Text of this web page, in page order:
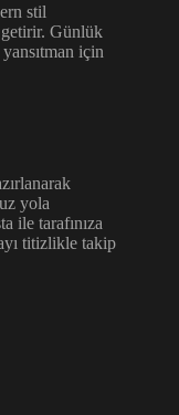
stil
getirir. Günlük
yansıtman için
yola
ile tarafınıza
titizlikle takip